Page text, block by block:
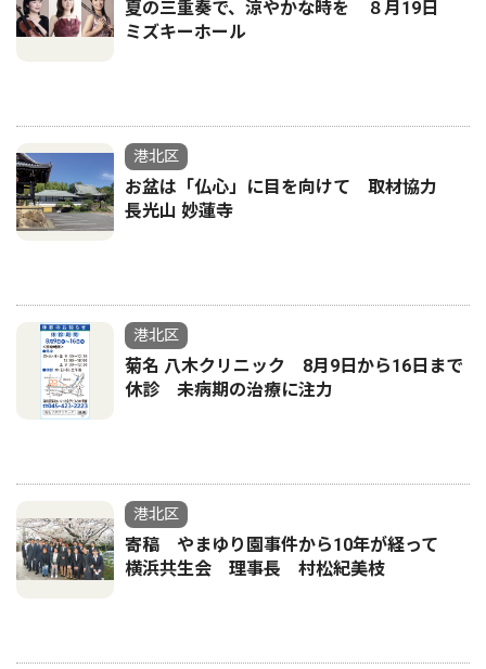
夏の三重奏で、涼やかな時を ８月19日
ミズキーホール
港北区
お盆は「仏心」に目を向けて 取材協力
長光山 妙蓮寺
港北区
菊名 八木クリニック 8月9日から16日まで
休診 未病期の治療に注力
港北区
寄稿 やまゆり園事件から10年が経って
横浜共生会 理事長 村松紀美枝